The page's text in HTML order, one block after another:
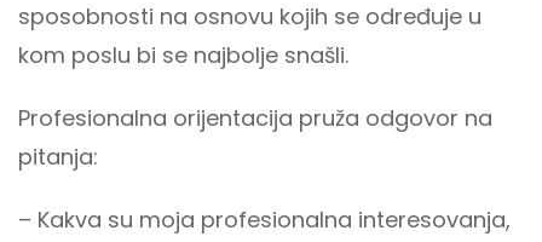
sposobnosti na osnovu kojih se određuje u
kom poslu bi se najbolje snašli.
Profesionalna orijentacija pruža odgovor na
pitanja:
– Kakva su moja profesionalna interesovanja,